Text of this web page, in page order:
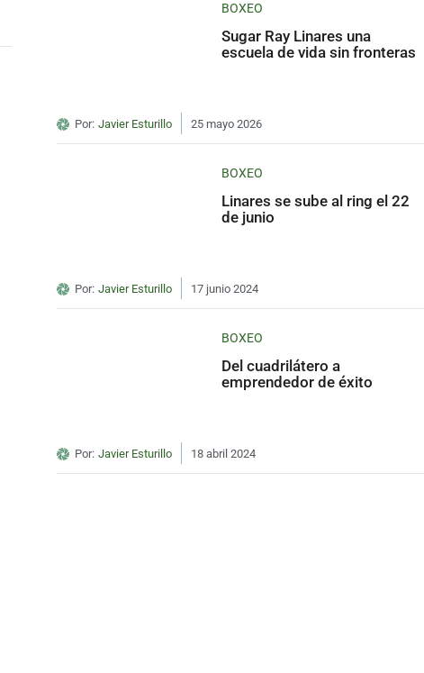
BOXEO
Sugar Ray Linares una
escuela de vida sin fronteras
Por: Javier Esturillo 25 mayo 2026
BOXEO
Linares se sube al ring el 22
de junio
Por: Javier Esturillo 17 junio 2024
BOXEO
Del cuadrilátero a
emprendedor de éxito
Por: Javier Esturillo 18 abril 2024